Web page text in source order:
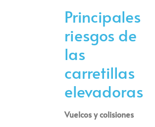
Principales
riesgos de
las
carretillas
elevadoras
Vuelcos y colisiones